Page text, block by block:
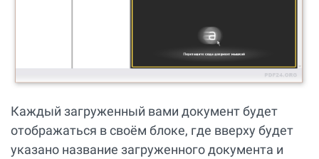
Каждый загруженный вами документ будет
отображаться в своём блоке, где вверху будет
указано название загруженного документа и